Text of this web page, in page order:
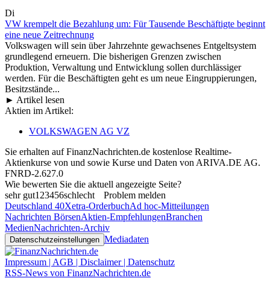
Di
VW krempelt die Bezahlung um: Für Tausende Beschäftigte beginnt
eine neue Zeitrechnung
Volkswagen will sein über Jahrzehnte gewachsenes Entgeltsystem
grundlegend erneuern. Die bisherigen Grenzen zwischen
Produktion, Verwaltung und Entwicklung sollen durchlässiger
werden. Für die Beschäftigten geht es um neue Eingruppierungen,
Besitzstände...
► Artikel lesen
Aktien im Artikel:
VOLKSWAGEN AG VZ
Sie erhalten auf FinanzNachrichten.de kostenlose Realtime-
Aktienkurse von und sowie Kurse und Daten von ARIVA.DE AG.
FNRD-2.627.0
Wie bewerten Sie die aktuell angezeigte Seite?
sehr gut1 23456schlecht
Problem melden
Deutschland 40Xetra-OrderbuchAd hoc-Mitteilungen
Nachrichten BörsenAktien-EmpfehlungenBranchen
MedienNachrichten-Archiv
Datenschutzeinstellungen Mediadaten
Impressum | AGB | Disclaimer | Datenschutz
RSS-News von FinanzNachrichten.de